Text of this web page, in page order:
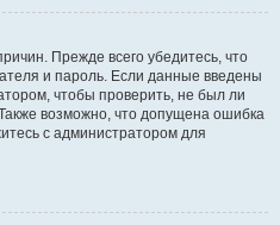
Прежде всего убедитесь, что
и пароль. Если данные введены
чтобы проверить, не был ли
возможно, что допущена ошибка
с администратором для